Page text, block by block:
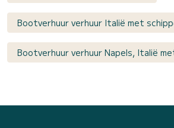
Bootverhuur verhuur Italië met
Bootverhuur verhuur Napels, Italië